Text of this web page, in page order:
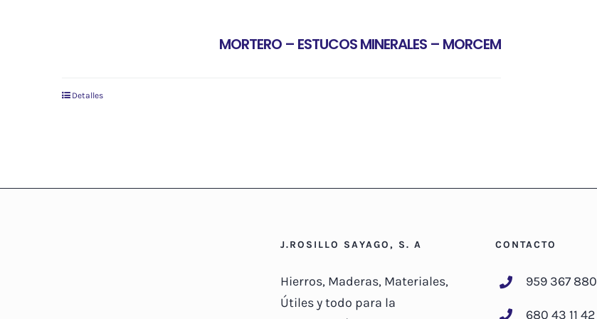
MORTERO – ESTUCOS MINERALES – MORCEM
Detalles
J.ROSILLO SAYAGO, S. A
Hierros, Maderas, Materiales,
Útiles y todo para la
CONTACTO
959 367 880
680 43 11 42